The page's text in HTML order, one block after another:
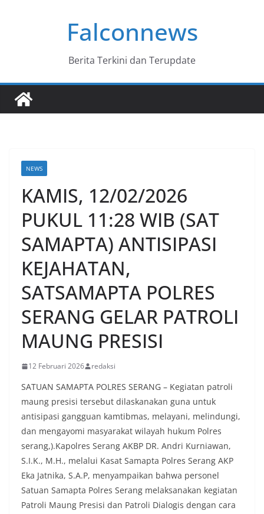
Falconnews
Berita Terkini dan Terupdate
NEWS
KAMIS, 12/02/2026
PUKUL 11:28 WIB (SAT
SAMAPTA) ANTISIPASI
KEJAHATAN,
SATSAMAPTA POLRES
SERANG GELAR PATROLI
MAUNG PRESISI
12 Februari 2026 redaksi
SATUAN SAMAPTA POLRES SERANG – Kegiatan patroli
maung presisi tersebut dilaskanakan guna untuk
antisipasi gangguan kamtibmas, melayani, melindungi,
dan mengayomi masyarakat wilayah hukum Polres
serang,).Kapolres Serang AKBP DR. Andri Kurniawan,
S.I.K., M.H., melalui Kasat Samapta Polres Serang AKP
Eka Jatnika, S.A.P, menyampaikan bahwa personel
Satuan Samapta Polres Serang melaksanakan kegiatan
Patroli Maung Presisi dan Patroli Dialogis dengan cara